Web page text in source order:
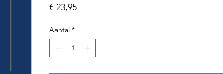
€ 23,95Prijs
Aantal *